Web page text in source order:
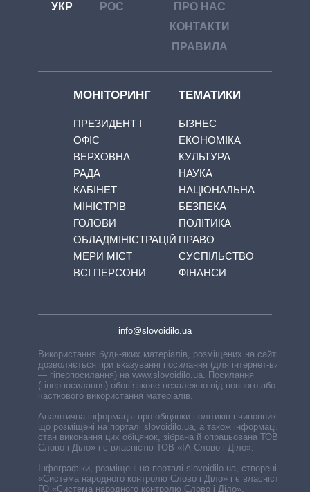
УКР РОС
ПРО НАС
КОНТАКТИ
ПРАВИЛА
МОНІТОРИНГ
ПРЕЗИДЕНТ І
ОФІС
ВЕРХОВНА
РАДА
КАБІНЕТ
МІНІСТРІВ
ГОЛОВИ
ОБЛАДМІНІСТРАЦІЙ
МЕРИ МІСТ
ВСІ ПЕРСОНИ
ТЕМАТИКИ
БІЗНЕС
ЕКОНОМІКА
КУЛЬТУРА
НАУКА
НАЦІОНАЛЬНА
БЕЗПЕКА
ПОЛІТИКА
ПРАВО
СУСПІЛЬСТВО
ФІНАНСИ
info@slovoidilo.ua
Використання будь-яких матеріалів, розміщених на сайті,
дозволяється при вказуванні посилання (для інтернет-видань
— гіперпосилання) на www.slovoidilo.ua. Посилання
(гіперпосилання) обов’язкове незалежно від повного або
часткового використання матеріалів.
Аналітична інформація про обіцянки політиків і чиновників,
що розміщені на порталі slovoidilo.ua, а також інформація про
стан виконання цих обіцянок, зібрана й опрацьована ТОВ «ІА
Слово і Діло» і є власністю ТОВ «ІА Слово і Діло».
Інфографіки, розміщені на порталі slovoidilo.ua, створені ГО
«Система народного контролю Слово і Діло» і є власністю
ГО «Система народного контролю Слово і Діло».